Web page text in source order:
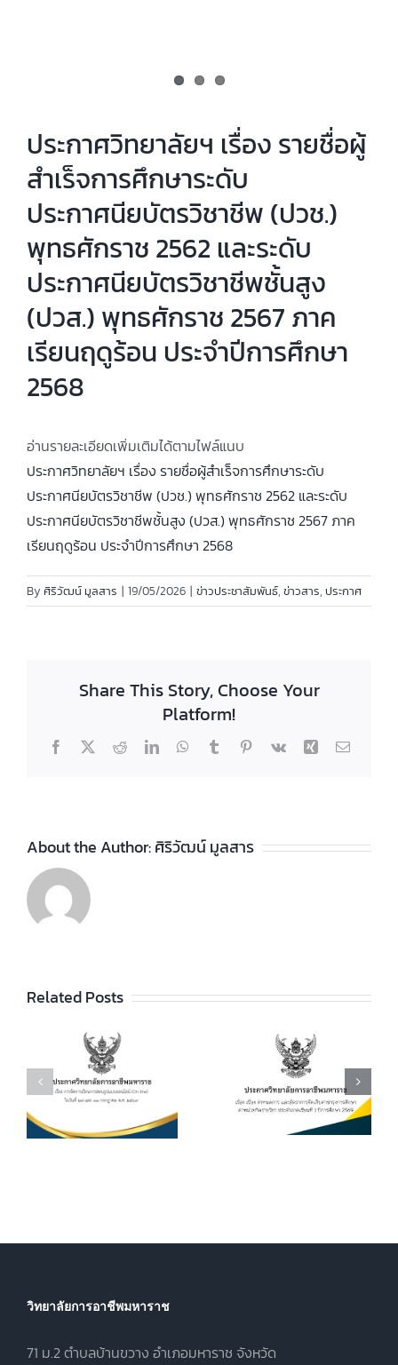
ประกาศวิทยาลัยฯ เรื่อง รายชื่อผู้
สำเร็จการศึกษาระดับ
ประกาศนียบัตรวิชาชีพ (ปวช.)
พุทธศักราช 2562 และระดับ
ประกาศนียบัตรวิชาชีพชั้นสูง
(ปวส.) พุทธศักราช 2567 ภาค
เรียนฤดูร้อน ประจำปีการศึกษา
2568
อ่านรายละเอียดเพิ่มเติมได้ตามไฟล์แนบ
ประกาศวิทยาลัยฯ เรื่อง รายชื่อผู้สำเร็จการศึกษาระดับ
ประกาศนียบัตรวิชาชีพ (ปวช.) พุทธศักราช 2562 และระดับ
ประกาศนียบัตรวิชาชีพชั้นสูง (ปวส.) พุทธศักราช 2567 ภาค
เรียนฤดูร้อน ประจำปีการศึกษา 2568
By ศิริวัฒน์ มูลสาร | 19/05/2026 | ข่าวประชาสัมพันธ์, ข่าวสาร, ประกาศ
Share This Story, Choose Your
Platform!
Facebook
X RedditLinkedInWhatsApp
TumblrPinterest
Vk Xing Email
About the Author:ศิริวัฒน์ มูลสาร
Related Postsประกาศวิทยา
กำหนดการ และ
อัตราการจัดเก็บ
ค่าบำรุงการ
ศึกษา ค่า
หน่วยกิตรายวิชา
ประกาศวิทยา
เปิดประมูลผู้เช่า
ร้านค้าเพื่อ
จำหน่ายอาหาร
และเครื่องดื่ม ใน
วิทยาลัยการ
วิทยาลัยการอาชีพมหาราช
71 ม.2 ตำบลบ้านขวาง อำเภอมหาราช จังหวัด